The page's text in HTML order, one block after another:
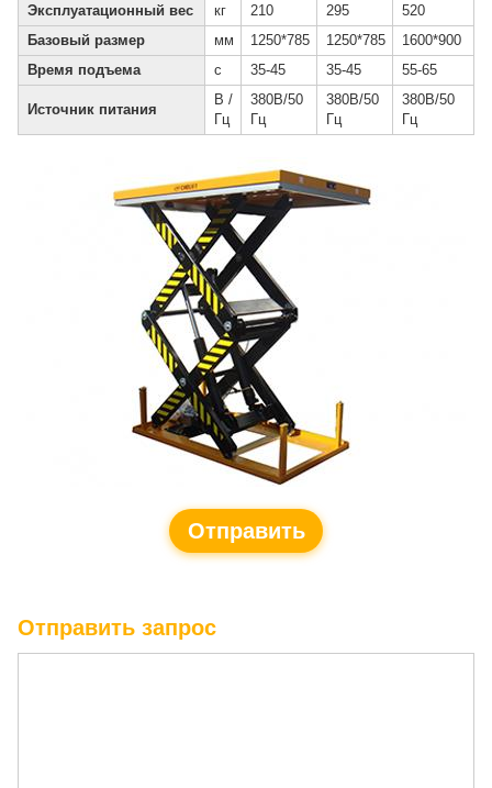
Эксплуатационный вес
кг 210 295
520
Базовый размер
мм 1250*785 1250*785
1600*900
Время подъема
с 35-45 35-45 55-65
Источник питания
В /
Гц
380В/50
Гц
380В/50
Гц
380В/50
Гц
Отправить
Отправить запрос